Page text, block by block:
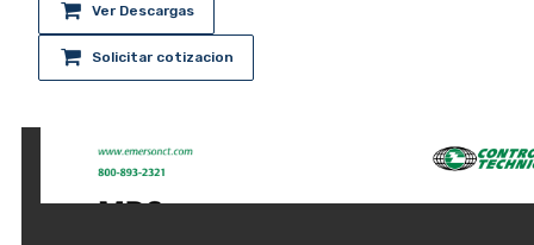
Ver Descargas
Solicitar cotizacion